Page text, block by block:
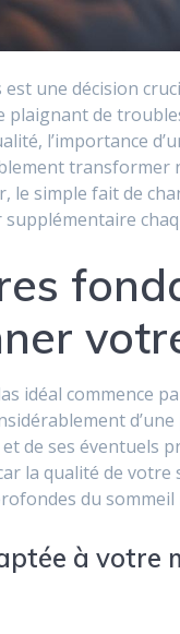
une décision
plaignant de
l’importance
transformer
le simple fait de
idéal commence
et de ses éventuels
la qualité de
du
à votre